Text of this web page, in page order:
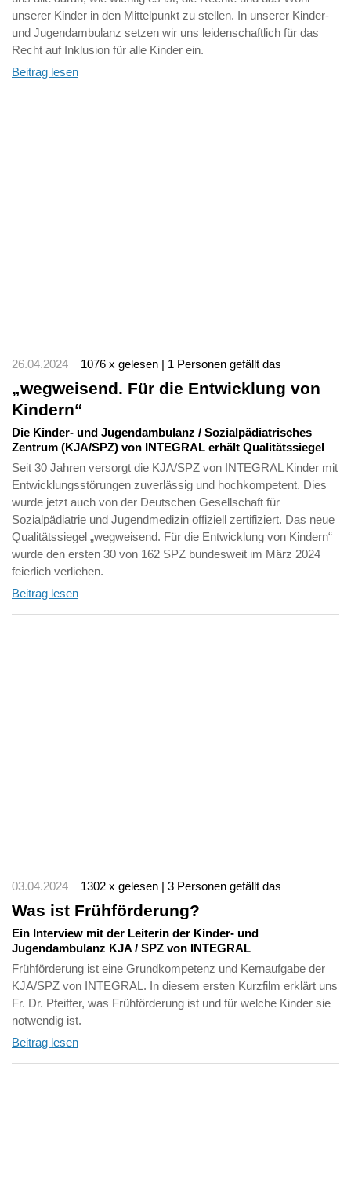
unserer Kinder in den Mittelpunkt zu stellen. In unserer Kinder-
und Jugendambulanz setzen wir uns leidenschaftlich für das
Recht auf Inklusion für alle Kinder ein.
Beitrag lesen
26.04.2024 1076 x gelesen | 1 Personen gefällt das
„wegweisend. Für die Entwicklung von
Kindern“
Die Kinder- und Jugendambulanz / Sozialpädiatrisches
Zentrum (KJA/SPZ) von INTEGRAL erhält Qualitätssiegel
Seit 30 Jahren versorgt die KJA/SPZ von INTEGRAL Kinder mit
Entwicklungsstörungen zuverlässig und hochkompetent. Dies
wurde jetzt auch von der Deutschen Gesellschaft für
Sozialpädiatrie und Jugendmedizin offiziell zertifiziert. Das neue
Qualitätssiegel „wegweisend. Für die Entwicklung von Kindern“
wurde den ersten 30 von 162 SPZ bundesweit im März 2024
feierlich verliehen.
Beitrag lesen
03.04.2024 1302 x gelesen | 3 Personen gefällt das
Was ist Frühförderung?
Ein Interview mit der Leiterin der Kinder- und
Jugendambulanz KJA / SPZ von INTEGRAL
Frühförderung ist eine Grundkompetenz und Kernaufgabe der
KJA/SPZ von INTEGRAL. In diesem ersten Kurzfilm erklärt uns
Fr. Dr. Pfeiffer, was Frühförderung ist und für welche Kinder sie
notwendig ist.
Beitrag lesen